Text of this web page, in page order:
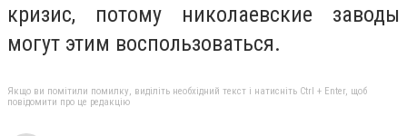
кризис, потому николаевские заводы
могут этим воспользоваться.
Якщо ви помітили помилку, виділіть необхідний текст і натисніть Ctrl + Enter, щоб
повідомити про це редакцію